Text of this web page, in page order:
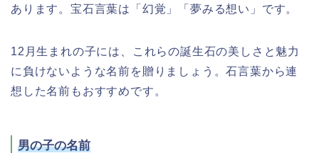
あります。宝石言葉は「幻覚」「夢みる想い」です。
12月生まれの子には、これらの誕生石の美しさと魅力
に負けないような名前を贈りましょう。石言葉から連
想した名前もおすすめです。
男の子の名前